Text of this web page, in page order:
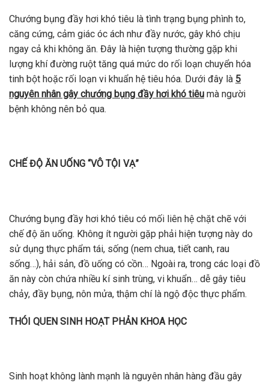
Chướng bụng đầy hơi khó tiêu là tình trạng bụng phình to,
căng cứng, cảm giác óc ách như đầy nước, gây khó chịu
ngay cả khi không ăn. Đây là hiện tượng thường gặp khi
lượng khí đường ruột tăng quá mức do rối loạn chuyển hóa
tinh bột hoặc rối loạn vi khuẩn hệ tiêu hóa. Dưới đây là 5
nguyên nhân gây chướng bụng đầy hơi khó tiêu mà người
bệnh không nên bỏ qua.
CHẾ ĐỘ ĂN UỐNG “VÔ TỘI VẠ”
Chướng bụng đầy hơi khó tiêu có mối liên hệ chặt chẽ với
chế độ ăn uống. Không ít người gặp phải hiện tượng này do
sử dụng thực phẩm tái, sống (nem chua, tiết canh, rau
sống…), hải sản, đồ uống có cồn… Ngoài ra, trong các loại đồ
ăn này còn chứa nhiều kí sinh trùng, vi khuẩn… dễ gây tiêu
chảy, đầy bụng, nôn mửa, thậm chí là ngộ độc thực phẩm.
THÓI QUEN SINH HOẠT PHẢN KHOA HỌC
Sinh hoạt không lành mạnh là nguyên nhân hàng đầu gây